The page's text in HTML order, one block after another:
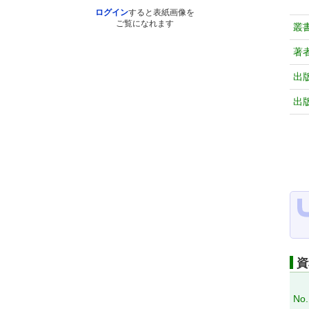
ログインすると表紙画像を
ご覧になれます
叢
著
出
出
No.